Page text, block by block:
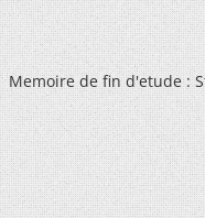
Memoire de fin d'etude :